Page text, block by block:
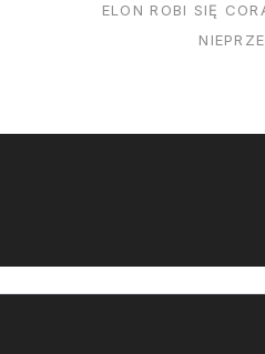
się sugerowaćELON ROBI SIĘ